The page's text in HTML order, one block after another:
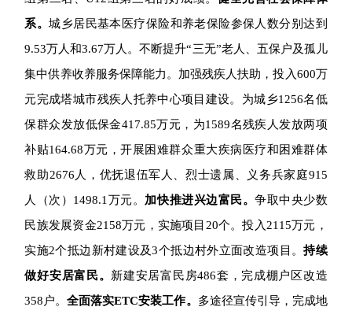
系。城乡居民基本医疗保险和养老保险参保人数分别达到
9.53万人和3.67万人。不断提升“三无”老人、五保户及孤儿
集中供养收养服务保障能力。加强残疾人扶助，投入600万
元完成塔城市残疾人托养中心项目建设。为城乡1256名低
保群众发放低保金417.85万元，为1589名残疾人发放两项
补贴164.68万元，开展困难群众重大疾病医疗和困难群体
救助2676人，优抚退伍军人、烈士遗属、义务兵家庭915
人（次）1498.1万元。 加快推进兴边富民。争取中央少数
民族发展资金2158万元，实施项目20个。投入2115万元，
实施2个抵边新村建设及3个抵边村外立面改造项目。持续
做好安居富民。 新建安居富民房486套，完成棚户区改造
358户。全面落实ETC安装工作。 多途径宣传引导，完成地